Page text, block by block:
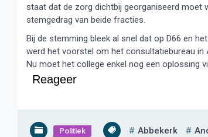
staat dat de zorg dichtbij georganiseerd moet
stemgedrag van beide fracties.
Bij de stemming bleek al snel dat op D66 en
werd het voorstel om het consultatiebureau in
Nu moet het college enkel nog een oplossing
Reageer
Politiek Abbekerk